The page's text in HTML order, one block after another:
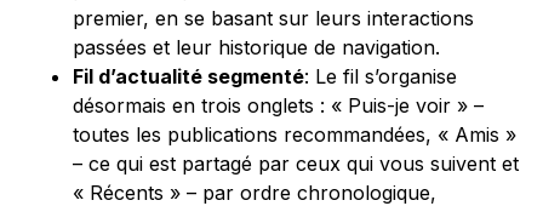
premier, en se basant sur leurs interactions
passées et leur historique de navigation.
Fil d’actualité segmenté: Le fil s’organise
désormais en trois onglets : « Puis-je voir » –
toutes les publications recommandées, « Amis »
– ce qui est partagé par ceux qui vous suivent et
« Récents » – par ordre chronologique,